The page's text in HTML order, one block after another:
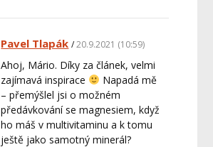
Pavel Tlapák 20.9.2021 (10:59)
Ahoj, Mário. Díky za článek, velmi
zajímavá inspirace
Napadá mě
– přemýšlel jsi o možném
předávkování se magnesiem, když
ho máš v multivitaminu a k tomu
ještě jako samotný minerál?